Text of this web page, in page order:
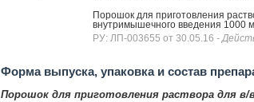
Порошок для приготовления
внутримышечного введения 1000
РУ: ЛП-003655 от 30.05.16 -
Форма выпуска, упаковка и состав
Порошок для приготовления раствора для в/